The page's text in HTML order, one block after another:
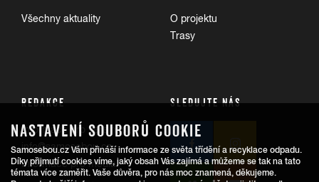
Všechny aktuality
O projektu
Trasy
REDAKCE
Informace pro veřejnost:
info@samosebou.cz
Informace pro média
SLEDUJTE NÁS
NASTAVENÍ SOUBORŮ COOKIE
Samosebou.cz Vám přináší informace ze světa třídění a recyklace odpadu.
Díky přijmutí cookies víme, jaký obsah Vás zajímá a můžeme se tak na tato
témata více zaměřit. Vaše důvěra, pro nás moc znamená, děkujeme.